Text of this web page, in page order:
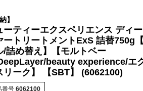
】
ーティーエクスペリエンス ディ
ートリートメントExS 詰替750g
/詰め替え】【モルトベー
beauty experience/エ
リーク】 【SBT】 (6062100)
番号 6062100